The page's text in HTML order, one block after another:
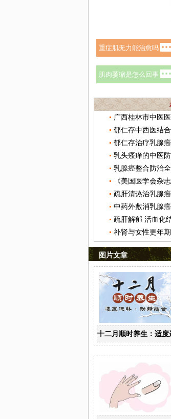
郁仁存中西医结
郁仁存治疗乳腺
乳头瘙痒的中医
疏肝清热治乳腺癌
中药外敷消乳腺
疏肝解郁 活血化
补肾与女性更年期
图片文章
十二月顺时养生：适